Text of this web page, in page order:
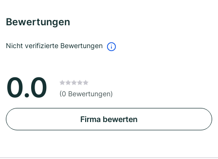
Bewertungen
Nicht verifizierte Bewertungen
0.0 (0 Bewertungen)
Firma bewerten